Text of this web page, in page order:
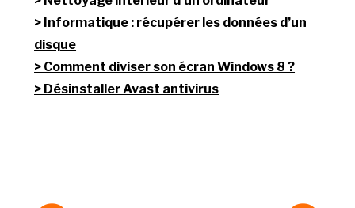
Informatique : récupérer les données d’un
disque
Comment diviser son écran Windows 8 ?
Désinstaller Avast antivirus